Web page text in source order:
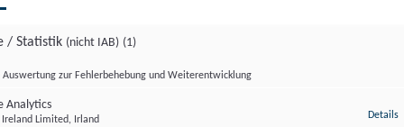
/ Statistik (nicht IAB) (1)
Auswertung zur Fehlerbehebung und Weiterentwicklung
Analytics
Ireland Limited, Irland Details